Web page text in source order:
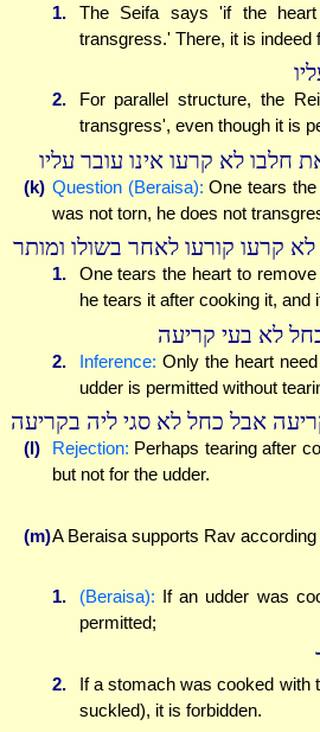
1.
The Seifa says 'if the
transgress.' There, it is indeed
2.
For parallel structure, the
transgress', even though it is
חלבו לא קרעו אינו עובר עליו
(k) Question (Beraisa): One tears
was not torn, he does not
קרעו קורעו לאחר בשולו ומותר
1.
One tears the heart to
he tears it after cooking it, and
לא בעי קריעה
2. Inference: Only the heart
udder is permitted without
אבל כחל לא סגי ליה בקריעה
(l) Rejection: Perhaps tearing after
but not for the udder.
(m)A Beraisa supports Rav according
1. (Beraisa): If an udder was
permitted;
2.
If a stomach was cooked with
suckled), it is forbidden.